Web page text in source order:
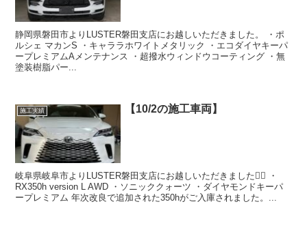
静岡県磐田市よりLUSTER磐田支店にお越しいただきました。 ・ポ
ルシェ マカンS ・キャララホワイトメタリック ・エコダイヤキーパ
ープレミアムAメンテナンス ・超撥水ウィンドウコーティング ・無
塗装樹脂パー...
施工実績 【10/2の施工車両】
岐阜県岐阜市よりLUSTER磐田支店にお越しいただきました🙇‍♂️ ・
RX350h version L AWD ・ソニッククォーツ ・ダイヤモンドキーパ
ープレミアム 年次改良で追加された350hがご入庫されました。...